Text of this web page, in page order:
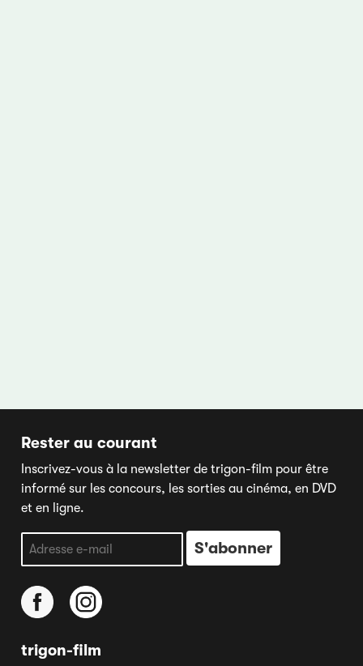
Rester au courant
Inscrivez-vous à la newsletter de trigon-film pour être
informé sur les concours, les sorties au cinéma, en DVD
et en ligne.
trigon-film